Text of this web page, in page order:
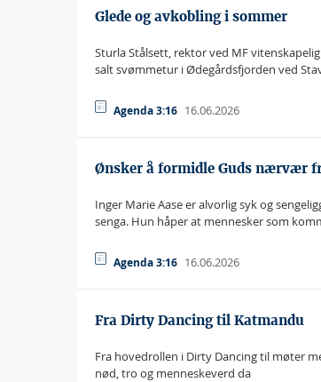
Glede og avkobling i sommer
Sturla Stålsett, rektor ved MF
salt svømmetur i Ødegårdsfjorden ved
Agenda 3:16 16.06.2026
Ønsker å formidle Guds nærvær
Inger Marie Aase er alvorlig syk og
senga. Hun håper at mennesker som
Agenda 3:16 16.06.2026
Fra Dirty Dancing til Katmandu
Fra hovedrollen i Dirty Dancing til møter
nød, tro og menneskeverd da